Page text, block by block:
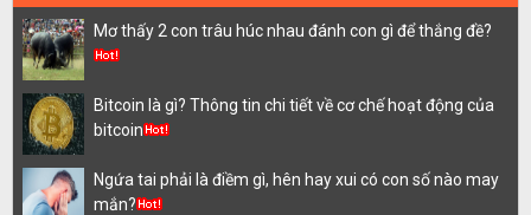
Mơ thấy 2 con trâu húc nhau đánh con gì để thắng đề?
Bitcoin là gì? Thông tin chi tiết về cơ chế hoạt động của
bitcoin
Ngứa tai phải là điềm gì, hên hay xui có con số nào may
mắn?